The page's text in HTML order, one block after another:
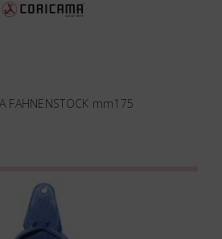
FAHNENSTOCK mm175